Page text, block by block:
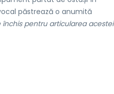
păstrează o anumită
închis pentru articularea acestei